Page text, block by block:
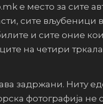
е место за сите
сите вљубеници
и сите оние
на четири
задржани. Ниту
фотографија не